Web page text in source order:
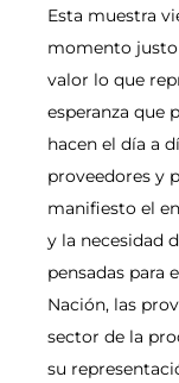
Esta muestra
momento justo
valor lo que
esperanza que
hacen el día a
proveedores y
manifiesto el
y la necesidad
pensadas para
Nación, las
sector de la
su